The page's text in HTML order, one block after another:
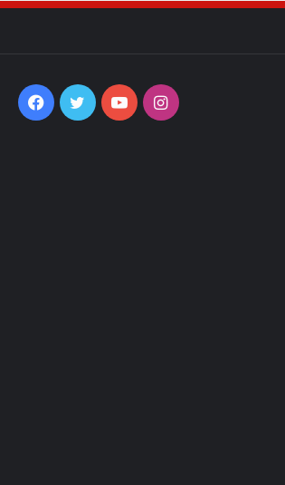
Facebook
TwitterYouTubeInstagram